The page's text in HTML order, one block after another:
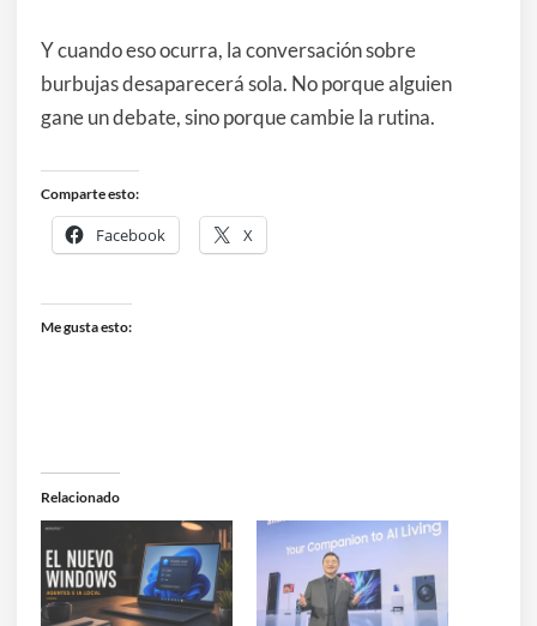
Y cuando eso ocurra, la conversación sobre
burbujas desaparecerá sola. No porque alguien
gane un debate, sino porque cambie la rutina.
Comparte esto:
Facebook X
Me gusta esto:
Relacionado